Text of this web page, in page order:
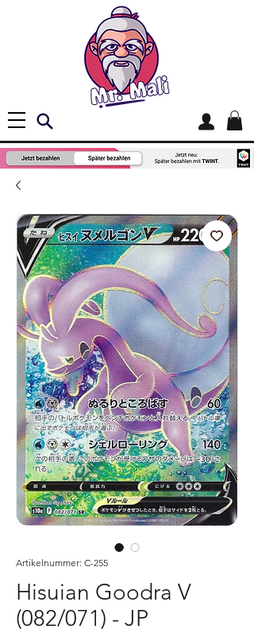
Artikelnummer: C-255
Hisuian Goodra V
(082/071) - JP